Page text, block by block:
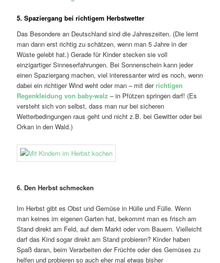
5. Spaziergang bei richtigem Herbstwetter
Das Besondere an Deutschland sind die Jahreszeiten. (Die lernt
man dann erst richtig zu schätzen, wenn man 5 Jahre in der
Wüste gelebt hat.) Gerade für Kinder stecken sie voll
einzigartiger Sinneserfahrungen. Bei Sonnenschein kann jeder
einen Spaziergang machen, viel interessanter wird es noch, wenn
dabei ein richtiger Wind weht oder man – mit derrichtigen
Regenkleidung von baby-walz– in Pfützen springen darf! (Es
versteht sich von selbst, dass man nur bei sicheren
Wetterbedingungen raus geht und nicht z.B. bei Gewitter oder bei
Orkan in den Wald.)
6. Den Herbst schmecken
Im Herbst gibt es Obst und Gemüse in Hülle und Fülle. Wenn
man keines im eigenen Garten hat, bekommt man es frisch am
Stand direkt am Feld, auf dem Markt oder vom Bauern. Vielleicht
darf das Kind sogar direkt am Stand probieren? Kinder haben
Spaß daran, beim Verarbeiten der Früchte oder des Gemüses zu
helfen und probieren so auch eher mal etwas bisher